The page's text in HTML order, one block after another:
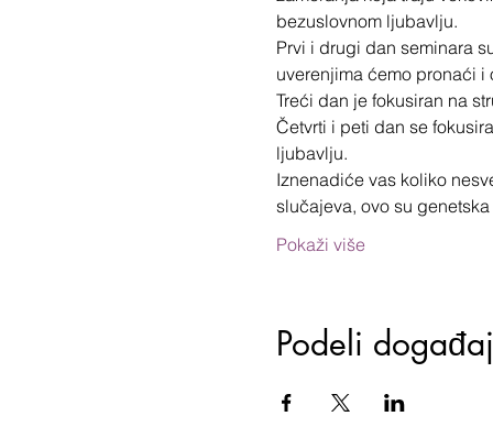
bezuslovnom ljubavlju.
Prvi i drugi dan seminara
uverenjima ćemo pronaći
Treći dan je fokusiran na
Četvrti i peti dan se
ljubavlju.
Iznenadiće vas koliko
slučajeva, ovo su
Pokaži više
Podeli